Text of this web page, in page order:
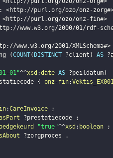
: <http://purl.org/ozo/onz-zorg#
<http://purl.org/ozo/onz-fin#>
www.w3.org/2000/01/rdf-
www.w3.org/2001/XMLSchema#>
(COUNT( DISTINCT ?client ) AS
01"^^xsd :date AS ?peildatum)
{ onz-fin:
:CareInvoice
;
?prestatiecode
;
"true"^^xsd : boolean
;
?zorgproces
.